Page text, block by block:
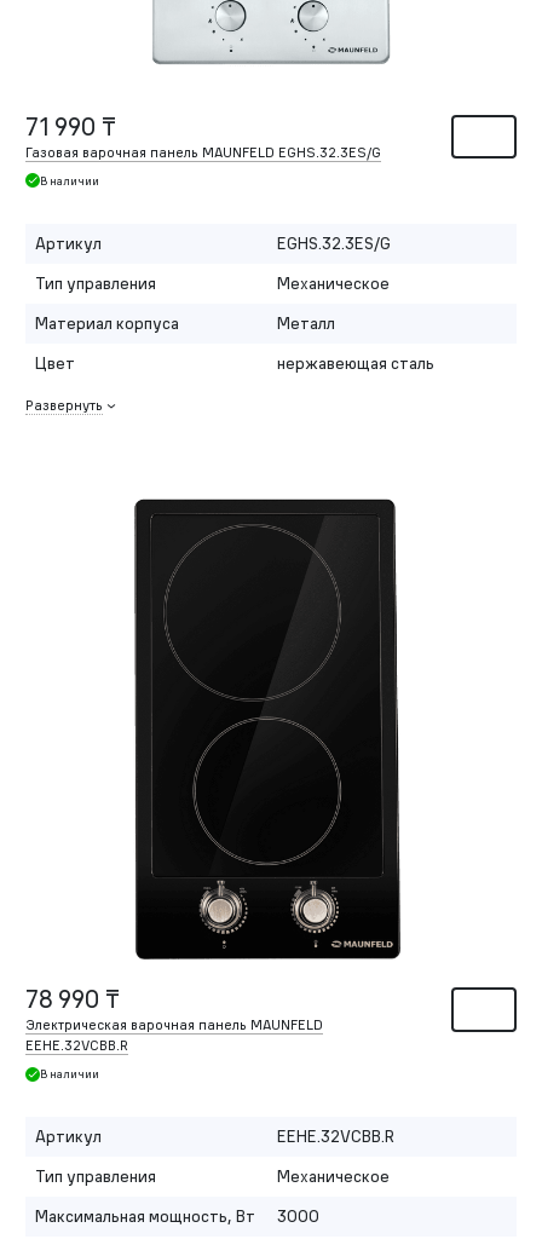
71 990 ₸
Газовая варочная панель MAUNFELD EGHS.32.3ES/G
В наличии
Артикул
EGHS.32.3ES/G
Тип управления
Механическое
Материал корпуса
Металл
Цвет
нержавеющая сталь
Развернуть
78 990 ₸
Электрическая варочная панель MAUNFELD
EEHE.32VCBB.R
В наличии
Артикул
EEHE.32VCBB.R
Тип управления
Механическое
Максимальная мощность, Вт
3000